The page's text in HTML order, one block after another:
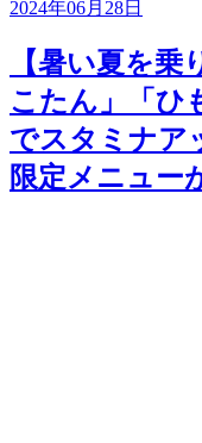
2024年06月28日
【暑い夏を
こたん」「ひ
でスタミナア
限定メニュー